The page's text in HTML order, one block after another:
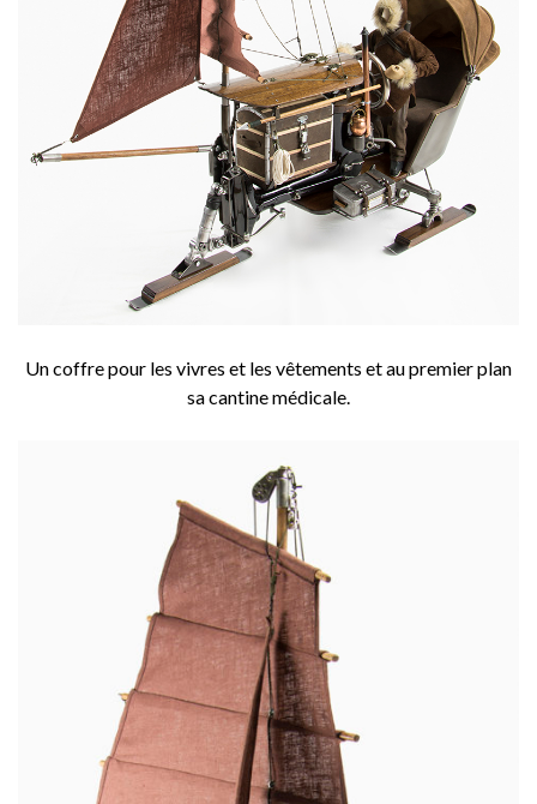
Un coffre pour les vivres et les vêtements et au premier plan
sa cantine médicale.